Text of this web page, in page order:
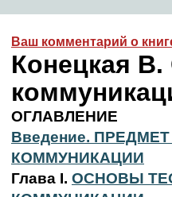
Ваш комментарий о
Конецкая
ОГЛАВЛЕНИЕ
Введение.
КОММУНИКАЦИИ
Глава I. ОСНОВЫ